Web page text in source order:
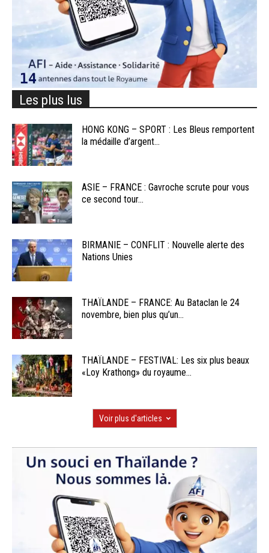
Les plus lus
HONG KONG – SPORT : Les Bleus remportent
la médaille d’argent...
ASIE – FRANCE : Gavroche scrute pour vous
ce second tour...
BIRMANIE – CONFLIT : Nouvelle alerte des
Nations Unies
THAÏLANDE – FRANCE: Au Bataclan le 24
novembre, bien plus qu’un...
THAÏLANDE – FESTIVAL: Les six plus beaux
«Loy Krathong» du royaume...
Voir plus d'articles